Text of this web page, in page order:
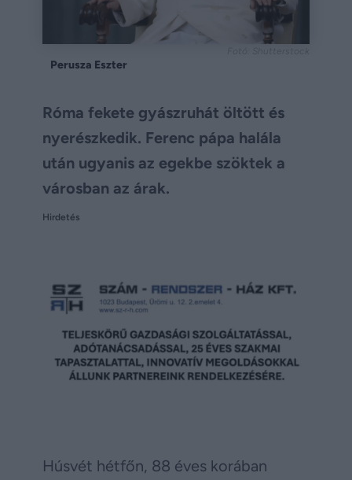
Perusza Eszter
Róma fekete gyászruhát öltött és
nyerészkedik. Ferenc pápa halála
után ugyanis az egekbe szöktek a
városban az árak.
Hirdetés
Húsvét hétfőn, 88 éves korában